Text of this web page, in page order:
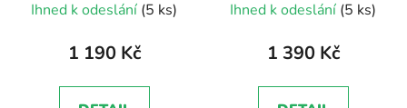
hodnocení
produktu
3,0
Ihned k odeslání (5 ks)
1 190 Kč
hodnocení
produktu
4,7
Ihned k odeslání (5 ks)
1 390 Kč